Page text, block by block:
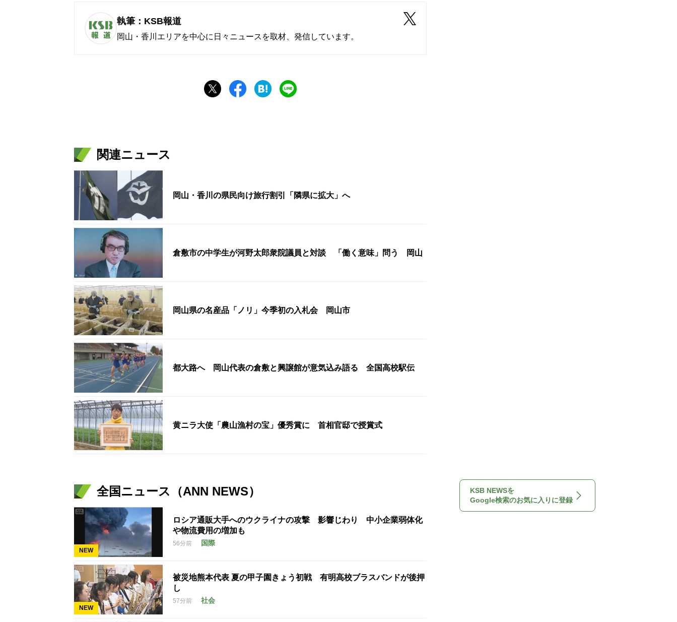
執筆：KSB報道
岡山・香川エリアを中心に日々ニュースを取材、発信しています。
関連ニュース
岡山・香川の県民向け旅行割引「隣県に拡大」へ
倉敷市の中学生が河野太郎衆院議員と対談 「働く意味」問う 岡山
岡山県の名産品「ノリ」今季初の入札会 岡山市
都大路へ 岡山代表の倉敷と興譲館が意気込み語る 全国高校駅伝
黄ニラ大使「農山漁村の宝」優秀賞に 首相官邸で授賞式
全国ニュース（ANN NEWS）
NEW
ロシア通販大手へのウクライナの攻撃 影響じわり 中小企業弱体化
や物流費用の増加も
56分前 国際
NEW
被災地熊本代表 夏の甲子園きょう初戦 有明高校ブラスバンドが後押
し
57分前 社会
KSB NEWSを
Google検索のお気に入りに登録